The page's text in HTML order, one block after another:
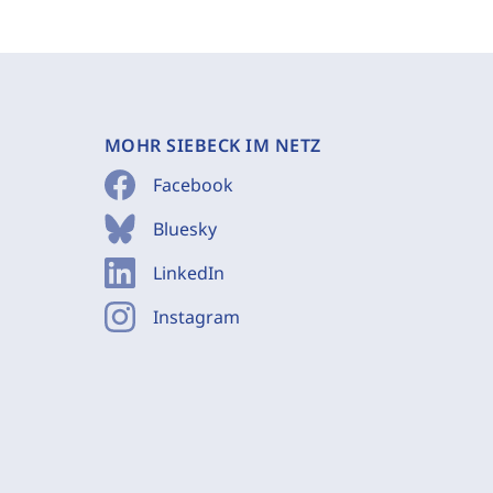
MOHR SIEBECK IM NETZ
Facebook
Bluesky
LinkedIn
Instagram